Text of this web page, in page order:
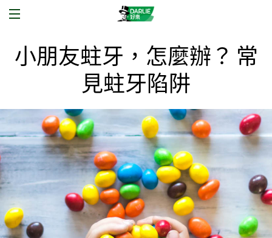
小朋友蛀牙，怎麼辦？ 常
見蛀牙陷阱